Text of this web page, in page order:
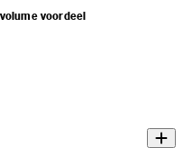
voordeel